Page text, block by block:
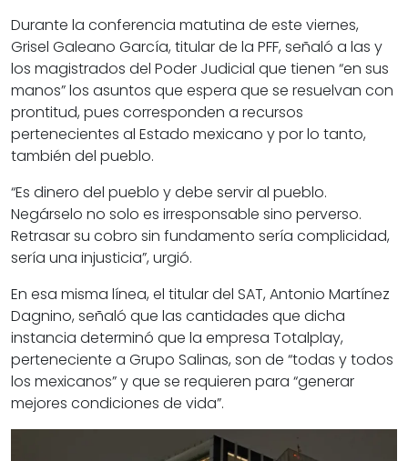
Durante la conferencia matutina de este viernes,
Grisel Galeano García, titular de la PFF, señaló a las y
los magistrados del Poder Judicial que tienen “en sus
manos” los asuntos que espera que se resuelvan con
prontitud, pues corresponden a recursos
pertenecientes al Estado mexicano y por lo tanto,
también del pueblo.
“Es dinero del pueblo y debe servir al pueblo.
Negárselo no solo es irresponsable sino perverso.
Retrasar su cobro sin fundamento sería complicidad,
sería una injusticia”, urgió.
En esa misma línea, el titular del SAT, Antonio Martínez
Dagnino, señaló que las cantidades que dicha
instancia determinó que la empresa Totalplay,
perteneciente a Grupo Salinas, son de “todas y todos
los mexicanos” y que se requieren para “generar
mejores condiciones de vida”.